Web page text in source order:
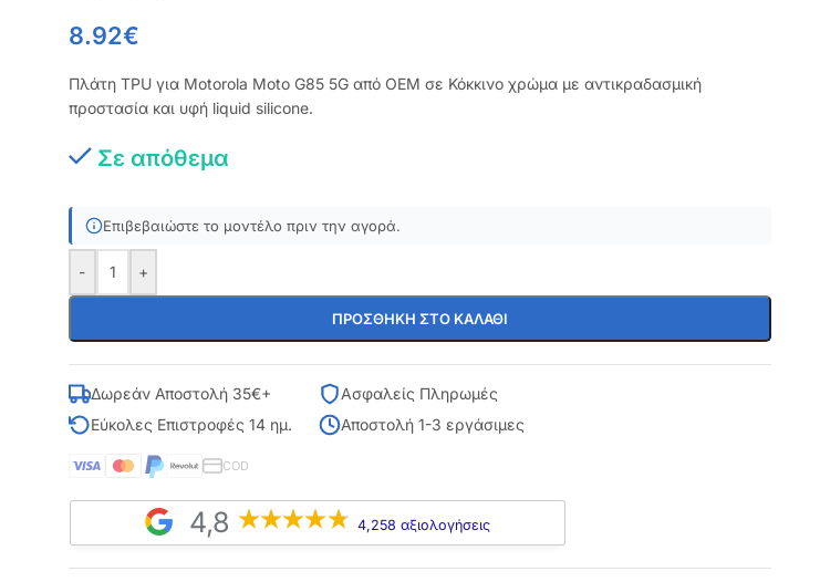
8.92€
Πλάτη TPU για Motorola Moto G85 5G από OEM σε Κόκκινο χρώμα με αντικραδασμική
προστασία και υφή liquid silicone.
Σε απόθεμα
Επιβεβαιώστε το μοντέλο πριν την αγορά.
- +
ΠΡΟΣΘΉΚΗ ΣΤΟ ΚΑΛΆΘΙ
Δωρεάν Αποστολή 35€+
Ασφαλείς Πληρωμές
Εύκολες Επιστροφές 14 ημ.
Αποστολή 1-3 εργάσιμες
COD
4,8 4,258 αξιολογήσεις